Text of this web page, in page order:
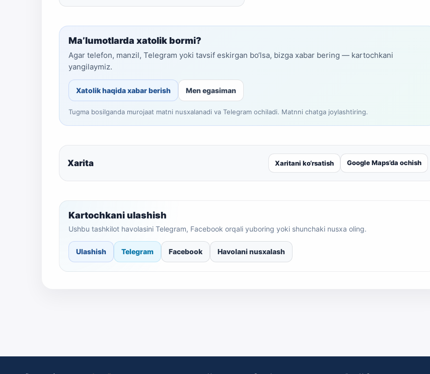
Ma’lumotlarda xatolik bormi?
Agar telefon, manzil, Telegram yoki tavsif eskirgan bo‘lsa, bizga xabar bering — kartochkani
yangilaymiz.
Xatolik haqida xabar berish Men egasiman
Tugma bosilganda murojaat matni nusxalanadi va Telegram ochiladi. Matnni chatga joylashtiring.
Xarita Xaritani ko‘rsatish Google Maps’da ochish
Kartochkani ulashish
Ushbu tashkilot havolasini Telegram, Facebook orqali yuboring yoki shunchaki nusxa oling.
Ulashish Telegram Facebook Havolani nusxalash